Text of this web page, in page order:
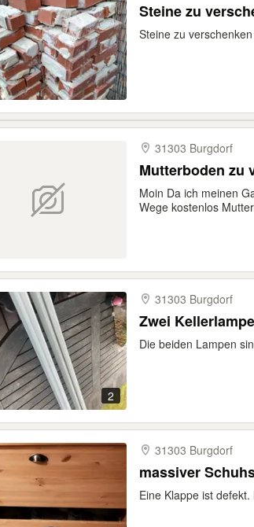
Steine zu
Steine zu verschenken
31303 Burgdorf
Mutterboden zu
Moin Da ich meinen
Wege kostenlos
2
31303 Burgdorf
Zwei
Die beiden Lampen
31303 Burgdorf
massiver
Eine Klappe ist